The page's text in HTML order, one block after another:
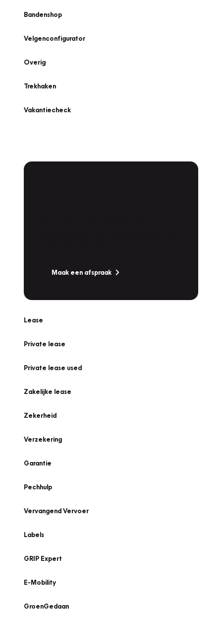
Bandenshop
Velgenconfigurator
Overig
Trekhaken
Vakantiecheck
Maak een afspraak
Lease
Private lease
Private lease used
Zakelijke lease
Zekerheid
Verzekering
Garantie
Pechhulp
Vervangend Vervoer
Labels
GRIP Expert
E-Mobility
GroenGedaan